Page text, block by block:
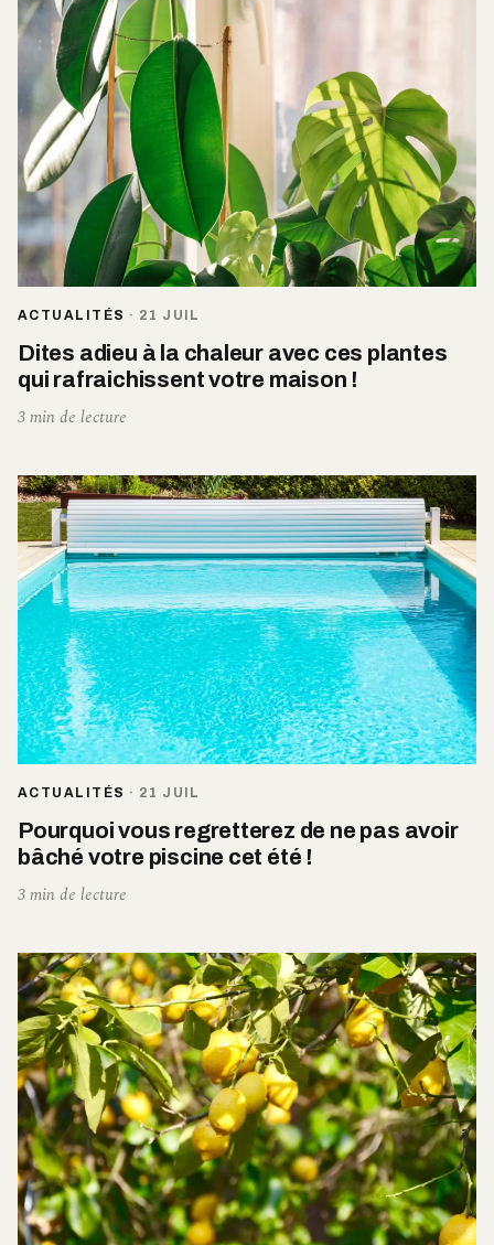
ACTUALITÉS · 21 JUIL
Dites adieu à la chaleur avec ces plantes
qui rafraichissent votre maison !
3 min de lecture
ACTUALITÉS · 21 JUIL
Pourquoi vous regretterez de ne pas avoir
bâché votre piscine cet été !
3 min de lecture